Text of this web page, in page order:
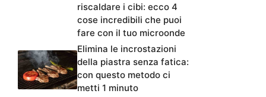
riscaldare i cibi: ecco 4
cose incredibili che puoi
fare con il tuo microonde
Elimina le incrostazioni
della piastra senza fatica:
con questo metodo ci
metti 1 minuto